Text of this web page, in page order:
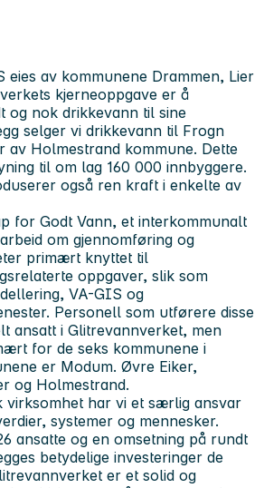
eies av kommunene Drammen, Lier
kjerneoppgave er å
og nok drikkevann til sine
selger vi drikkevann til Frogn
av Holmestrand kommune. Dette
til om lag 160 000 innbyggere.
også ren kraft i enkelte av
for Godt Vann, et interkommunalt
om gjennomføring og
primært knyttet til
oppgaver, slik som
VA-GIS og
Personell som utførere disse
ansatt i Glitrevannverket, men
for de seks kommunene i
er Modum. Øvre Eiker,
og Holmestrand.
virksomhet har vi et særlig ansvar
systemer og mennesker.
ansatte og en omsetning på rundt
betydelige investeringer de
er et solid og